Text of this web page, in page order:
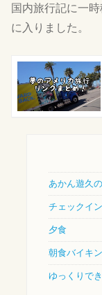
国内旅行記に一
に入りました。
あかん遊久
チェックイン
夕食
朝食バイキ
ゆっくりで